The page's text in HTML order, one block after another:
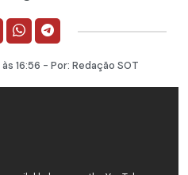
às 16:56 - Por: Redação SOT